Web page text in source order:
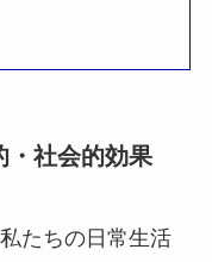
・社会的効果
たちの日常生活